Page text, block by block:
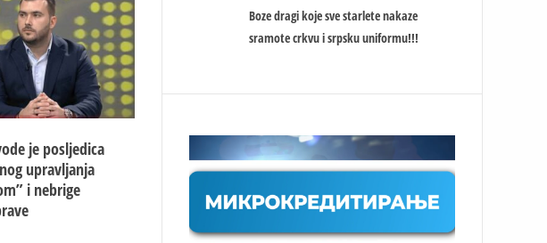
je posljedica
upravljanja
i nebrige
Boze dragi koje sve starlete nakaze
sramote crkvu i srpsku uniformu!!!